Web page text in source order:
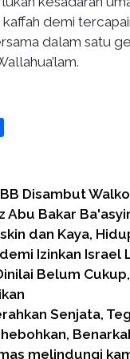
demi
dalam satu
Disambut
Abu Bakar
dan Kaya,
Izinkan Israel
Belum Cukup,
Senjata,
melindungi